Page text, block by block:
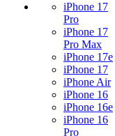
iPhone 17
Pro
iPhone 17
Pro Max
iPhone 17e
iPhone 17
iPhone Air
iPhone 16
iPhone 16e
iPhone 16
Pro